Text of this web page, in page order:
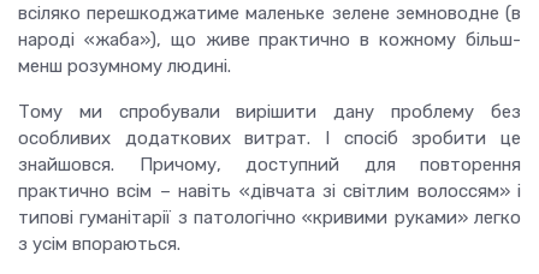
всіляко перешкоджатиме маленьке зелене земноводне (в
народі «жаба»), що живе практично в кожному більш-
менш розумному людині.
Тому ми спробували вирішити дану проблему без
особливих додаткових витрат. І спосіб зробити це
знайшовся. Причому, доступний для повторення
практично всім – навіть «дівчата зі світлим волоссям» і
типові гуманітарії з патологічно «кривими руками» легко
з усім впораються.